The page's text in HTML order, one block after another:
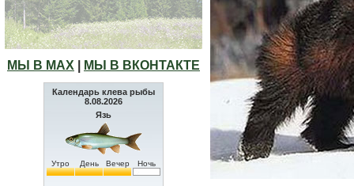
МЫ В МАХ МЫ В ВКОНТАКТЕ
Календарь клева рыбы
8.08.2026
Язь
Утро День Вечер Ночь